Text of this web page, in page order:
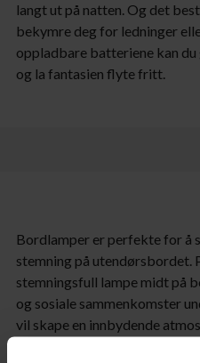
langt ut på natten. Og det
bekymre deg for ledninger
oppladbare batteriene kan du
og la fantasien flyte fritt.
Bordlamper er perfekte for å
stemning på utendørsbordet.
stemningsfull lampe midt på
og sosiale sammenkomster
vil skape en innbydende